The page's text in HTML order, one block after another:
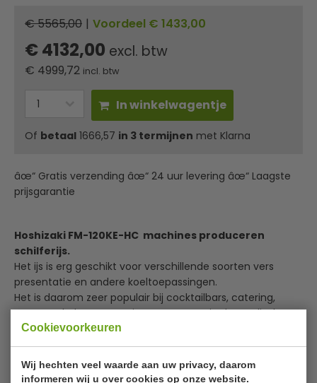
Cookievoorkeuren
Wij hechten veel waarde aan uw privacy, daarom
informeren wij u over cookies op onze website.
€ 5565,00 | Voordeel € 1433,00
€ 4132,00 excl. btw
€ 4999,72 incl. btw
In winkelwagentje
Of betaal 1666,57 in 3 termijnen met Klarna
âœ“ Gratis verzending âœ“ 24 uur levering âœ“ Laagste
prijsgarantie
Hoshizaki FM-120KE-HC machines produceren
schilferijs.
Het ijs is erg geschikt voor verschillende soorten vers
presentatie en andere koeltoepassingen.
Het is daarom zeer populair bij cocktailbars, catering,
supermarkt ketens en niet te vergeten in de medische
sector.
Het ijs wordt samengeperst tijdens de productie om nog
langer te kunnen koelen, perfect voor transport of vitrines
met vis, vlees, groenten en nog veel meer.